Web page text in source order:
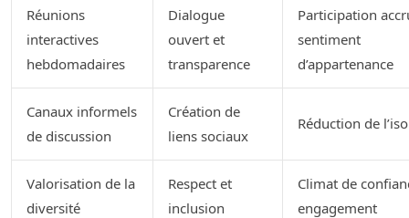
Réunions
interactives
hebdomadaires
Dialogue
ouvert et
transparence
Participation
sentiment
d’appartenance
Canaux informels
de discussion
Création de
liens sociaux
Réduction de
Valorisation de la
diversité
Respect et
inclusion
Climat de
engagement